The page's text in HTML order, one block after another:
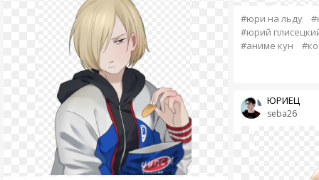
#юри на льду
#юрий
#аниме кун
seba26
ЮРИЕЦ